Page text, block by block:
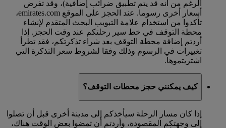
الرغم من أنه قد يتم تطبيق ضرائب إضافية)، وقد تفرض
أسعار أخرى رسوما. عند الحجز على الموقع emirates.com،
تأكدوا من استخدام علامة التبويب البحث المتقدم لإنشاء
محطة التوقف في خط سير رحلتكم عند وقت الحجز. إذا
أردتم إضافة محطة التوقف بعد شراء تذكرتكم، فقد تطرأ
تغييرات في الرسوم وذلك وفقا لشروط سعر التذكرة التي
اشتريتموها.
كيف يمكنني حجز محطات التوقف؟
إذا كان مسار الرحلة سيأخذكم إلى مدينة أخرى قبل أن تصلوا
إلى وجهتكم المقصودة، وأردتم أن تمضوا بعض الوقت هناك،